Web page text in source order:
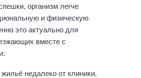
организм легче
и физическую
это актуально для
вместе с
недалеко от клиники,